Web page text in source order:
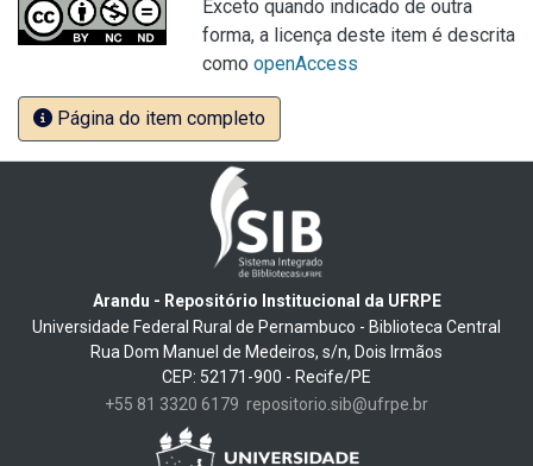
Exceto quando indicado de outra
forma, a licença deste item é descrita
como openAccess
Página do item completo
Arandu - Repositório Institucional da UFRPE
Universidade Federal Rural de Pernambuco - Biblioteca Central
Rua Dom Manuel de Medeiros, s/n, Dois Irmãos
CEP: 52171-900 - Recife/PE
+55 81 3320 6179 repositorio.sib@ufrpe.br